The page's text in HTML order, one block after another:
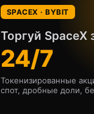
SPACEX · BYBIT
Торгуй SpaceX
24/7
Токенизированные
спот, дробные доли,